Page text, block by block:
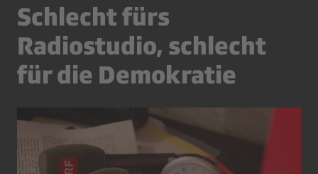
Schlecht fürs
Radiostudio, schlecht
für die Demokratie